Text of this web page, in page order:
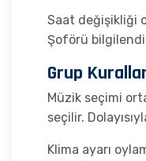
Saat değişikliği
Şoförü
Grup
Müzik seçimi
seçilir.
Klima ayarı